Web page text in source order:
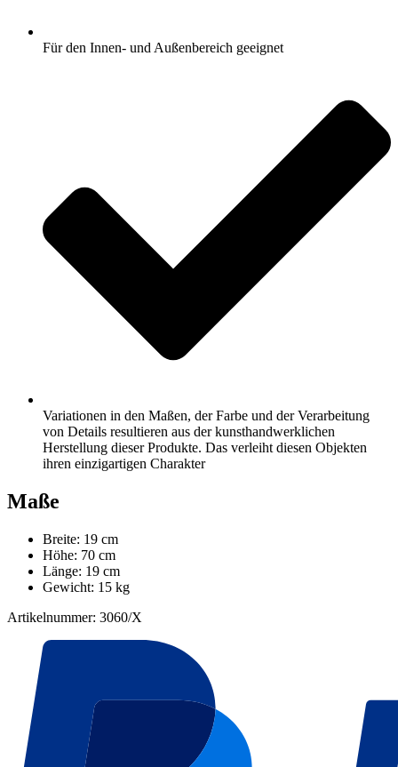
Für den Innen- und Außenbereich geeignet
Variationen in den Maßen, der Farbe und der Verarbeitung
von Details resultieren aus der kunsthandwerklichen
Herstellung dieser Produkte. Das verleiht diesen Objekten
ihren einzigartigen Charakter
Maße
Breite: 19 cm
Höhe: 70 cm
Länge: 19 cm
Gewicht: 15 kg
Artikelnummer: 3060/X